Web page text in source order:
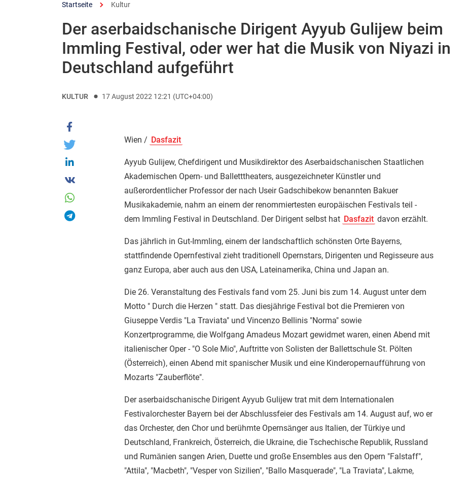
Startseite Kultur
Der aserbaidschanische Dirigent Ayyub Gulijew beim
Immling Festival, oder wer hat die Musik von Niyazi in
Deutschland aufgeführt
KULTUR 17 August 2022 12:21 (UTC+04:00)
Wien / Dasfazit
Ayyub Gulijew, Chefdirigent und Musikdirektor des Aserbaidschanischen Staatlichen
Akademischen Opern- und Balletttheaters, ausgezeichneter Künstler und
außerordentlicher Professor der nach Useir Gadschibekow benannten Bakuer
Musikakademie, nahm an einem der renommiertesten europäischen Festivals teil -
dem Immling Festival in Deutschland. Der Dirigent selbst hat Dasfazit davon erzählt.
Das jährlich in Gut-Immling, einem der landschaftlich schönsten Orte Bayerns,
stattfindende Opernfestival zieht traditionell Opernstars, Dirigenten und Regisseure aus
ganz Europa, aber auch aus den USA, Lateinamerika, China und Japan an.
Die 26. Veranstaltung des Festivals fand vom 25. Juni bis zum 14. August unter dem
Motto " Durch die Herzen " statt. Das diesjährige Festival bot die Premieren von
Giuseppe Verdis "La Traviata" und Vincenzo Bellinis "Norma" sowie
Konzertprogramme, die Wolfgang Amadeus Mozart gewidmet waren, einen Abend mit
italienischer Oper - "O Sole Mio", Auftritte von Solisten der Ballettschule St. Pölten
(Österreich), einen Abend mit spanischer Musik und eine Kinderopernaufführung von
Mozarts "Zauberflöte".
Der aserbaidschanische Dirigent Ayyub Gulijew trat mit dem Internationalen
Festivalorchester Bayern bei der Abschlussfeier des Festivals am 14. August auf, wo er
das Orchester, den Chor und berühmte Opernsänger aus Italien, der Türkiye und
Deutschland, Frankreich, Österreich, die Ukraine, die Tschechische Republik, Russland
und Rumänien sangen Arien, Duette und große Ensembles aus den Opern "Falstaff",
"Attila", "Macbeth", "Vesper von Sizilien", "Ballo Masquerade", "La Traviata", Lakme,